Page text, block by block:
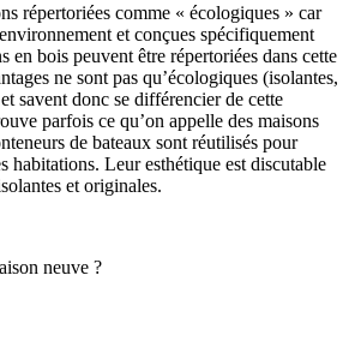
répertoriées comme « écologiques » car
et conçues spécifiquement
en bois peuvent être répertoriées dans cette
ne sont pas qu’écologiques (isolantes,
savent donc se différencier de cette
parfois ce qu’on appelle des maisons
de bateaux sont réutilisés pour
habitations. Leur esthétique est discutable
et originales.
neuve ?